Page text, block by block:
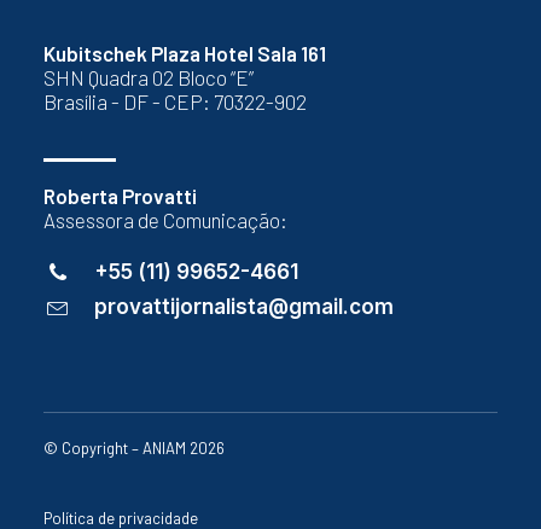
Kubitschek Plaza Hotel Sala 161
SHN Quadra 02 Bloco “E”
Brasília - DF - CEP: 70322-902
Roberta Provatti
Assessora de Comunicação:
+55 (11) 99652-4661
provattijornalista@gmail.com
© Copyright – ANIAM 2026
Política de privacidade